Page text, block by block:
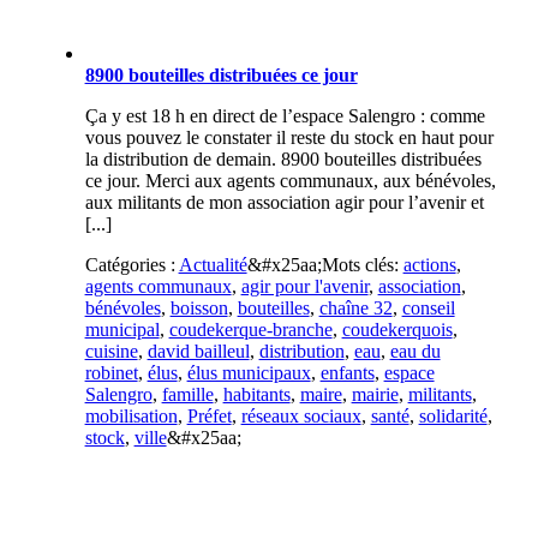
8900 bouteilles distribuées ce jour
Ça y est 18 h en direct de l’espace Salengro : comme
vous pouvez le constater il reste du stock en haut pour
la distribution de demain. 8900 bouteilles distribuées
ce jour. Merci aux agents communaux, aux bénévoles,
aux militants de mon association agir pour l’avenir et
[...]
Catégories : Actualité&#x25aa;Mots clés: actions,
agents communaux, agir pour l'avenir, association,
bénévoles, boisson, bouteilles, chaîne 32, conseil
municipal, coudekerque-branche, coudekerquois,
cuisine, david bailleul, distribution, eau, eau du
robinet, élus, élus municipaux, enfants, espace
Salengro, famille, habitants, maire, mairie, militants,
mobilisation, Préfet, réseaux sociaux, santé, solidarité,
stock, ville&#x25aa;